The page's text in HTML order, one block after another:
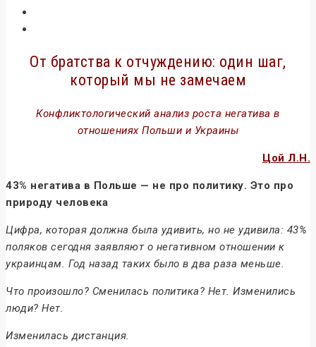
От братства к отчуждению: один шаг,
который мы не замечаем
Конфликтологический анализ роста негатива в
отношениях Польши и Украины
Цой Л.Н.
43% негатива в Польше — не про политику. Это про
природу человека
Цифра, которая должна была удивить, но не удивила: 43%
поляков сегодня заявляют о негативном отношении к
украинцам. Год назад таких было в два раза меньше.
Что произошло? Сменилась политика? Нет. Изменились
люди? Нет.
Изменилась дистанция.